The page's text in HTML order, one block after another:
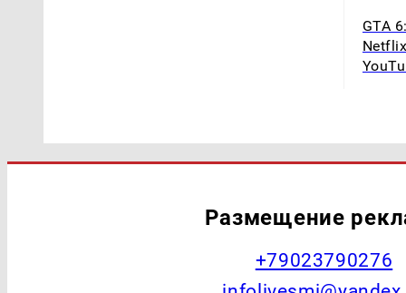
GTA
Размещение
+79023790276